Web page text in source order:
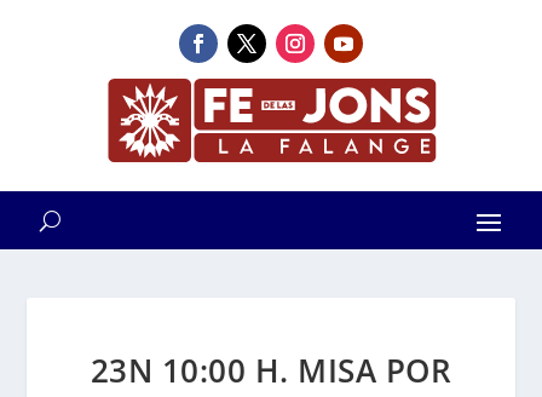
23N 10:00 H. MISA POR